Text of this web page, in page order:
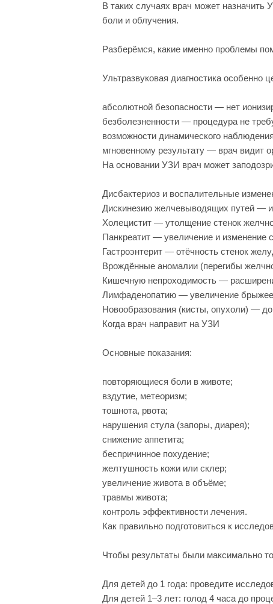
В таких случаях врач может
боли и облучения.
Разберёмся, какие именно проблемы
Ультразвуковая диагностика особенно
абсолютной безопасности — нет
безболезненности — процедура не
возможности динамического
мгновенному результату — врач видит
На основании УЗИ врач может
Дисбактериоз и воспалительные
Дискинезию желчевыводящих путей —
Холецистит — утолщение стенок
Панкреатит — увеличение и изменение
Гастроэнтерит — отёчность стенок
Врождённые аномалии (перегибы
Кишечную непроходимость —
Лимфаденопатию — увеличение
Новообразования (кисты, опухоли) —
Когда врач направит на УЗИ
Основные показания:
повторяющиеся боли в животе;
вздутие, метеоризм;
тошнота, рвота;
нарушения стула (запоры, диарея);
снижение аппетита;
беспричинное похудение;
желтушность кожи или склер;
увеличение живота в объёме;
травмы живота;
контроль эффективности лечения.
Как правильно подготовиться к
Чтобы результаты были максимально
Для детей до 1 года: проведите
Для детей 1–3 лет: голод 4 часа до